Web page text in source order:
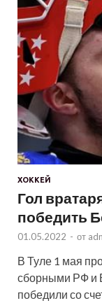
ХОККЕЙ
Гол
победить
01.05.2022 - от
В Туле 1 мая
сборными РФ и
победили со